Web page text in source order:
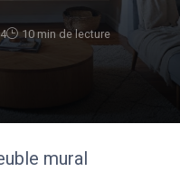
10 min de lecture
mural